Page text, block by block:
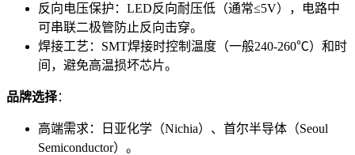
反向电压保护：LED反向耐压低（通常≤5V），电路中
可串联二极管防止反向击穿。
焊接工艺：SMT焊接时控制温度（一般240-260℃）和时
间，避免高温损坏芯片。
品牌选择：
高端需求：日亚化学（Nichia）、首尔半导体（Seoul
Semiconductor）。